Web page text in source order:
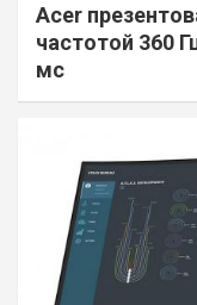
Acer
частотой 360
мс